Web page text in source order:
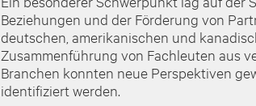
Beziehungen und der Förderung von
deutschen, amerikanischen und
Zusammenführung von Fachleuten aus
Branchen konnten neue Perspektiven
identifiziert werden.